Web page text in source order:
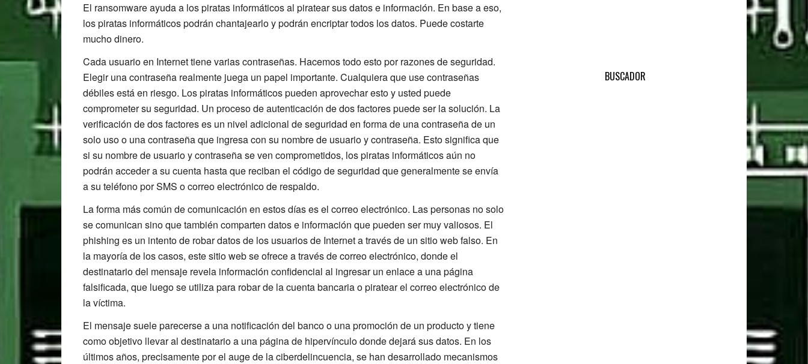
El ransomware ayuda a los piratas informáticos al piratear sus datos e información. En base a eso,
los piratas informáticos podrán chantajearlo y podrán encriptar todos los datos. Puede costarte
mucho dinero.
Cada usuario en Internet tiene varias contraseñas. Hacemos todo esto por razones de seguridad.
Elegir una contraseña realmente juega un papel importante. Cualquiera que use contraseñas
débiles está en riesgo. Los piratas informáticos pueden aprovechar esto y usted puede
comprometer su seguridad. Un proceso de autenticación de dos factores puede ser la solución. La
verificación de dos factores es un nivel adicional de seguridad en forma de una contraseña de un
solo uso o una contraseña que ingresa con su nombre de usuario y contraseña. Esto significa que
si su nombre de usuario y contraseña se ven comprometidos, los piratas informáticos aún no
podrán acceder a su cuenta hasta que reciban el código de seguridad que generalmente se envía
a su teléfono por SMS o correo electrónico de respaldo.
La forma más común de comunicación en estos días es el correo electrónico. Las personas no solo
se comunican sino que también comparten datos e información que pueden ser muy valiosos. El
phishing es un intento de robar datos de los usuarios de Internet a través de un sitio web falso. En
la mayoría de los casos, este sitio web se ofrece a través de correo electrónico, donde el
destinatario del mensaje revela información confidencial al ingresar un enlace a una página
falsificada, que luego se utiliza para robar de la cuenta bancaria o piratear el correo electrónico de
la víctima.
El mensaje suele parecerse a una notificación del banco o una promoción de un producto y tiene
como objetivo llevar al destinatario a una página de hipervínculo donde dejará sus datos. En los
últimos años, precisamente por el auge de la ciberdelincuencia, se han desarrollado mecanismos
BUSCADOR